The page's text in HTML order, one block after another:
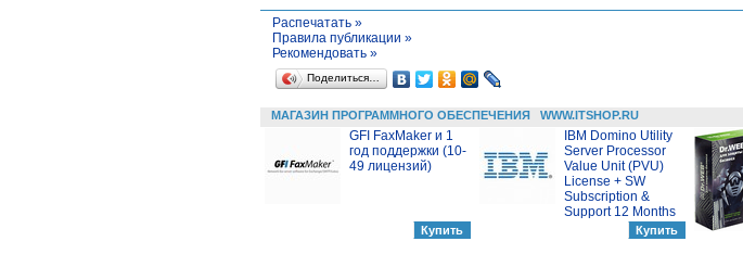
Распечатать »
Правила публикации »
Рекомендовать »
Поделиться…
МАГАЗИН ПРОГРАММНОГО ОБЕСПЕЧЕНИЯ WWW.ITSHOP.RU
GFI FaxMaker и 1
год поддержки (10-
49 лицензий)
IBM Domino Utility
Server Processor
Value Unit (PVU)
License + SW
Subscription &
Support 12 Months